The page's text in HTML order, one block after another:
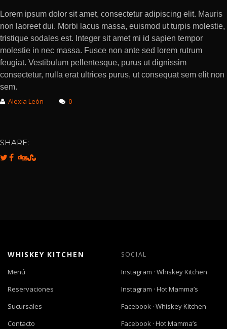
Lorem ipsum dolor sit amet, consectetur adipiscing elit. Mauris
non laoreet dui. Morbi lacus massa, euismod ut turpis molestie,
tristique sodales est. Integer sit amet mi id sapien tempor
molestie in nec massa. Fusce non ante sed lorem rutrum
feugiat. Vestibulum pellentesque, purus ut dignissim
consectetur, nulla erat ultrices purus, ut consequat sem elit non
sem.
Alexia León 0
SHARE:
WHISKEY KITCHEN
Menú
Reservaciones
Sucursales
Contacto
SOCIAL
Instagram · Whiskey Kitchen
Instagram · Hot Mamma’s
Facebook · Whiskey Kitchen
Facebook · Hot Mamma’s